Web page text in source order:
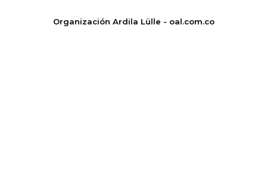
Organización Ardila Lülle - oal.com.co